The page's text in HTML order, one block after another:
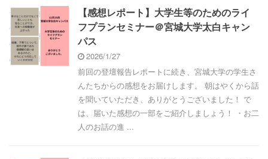
【感想レポート】大学生等のためのライ
フプランセミナー＠宮城大学太白キャン
パス
2026/1/27
前回の登壇報告レポートに続き、宮城大学の学生さ
んたちからの感想をお届けします。 朝はやくから話
を聞いていただき、ありがとうございました！ で
は、届いた感想の一部をご紹介しましょう！ ・お二
人のお話の進 ...